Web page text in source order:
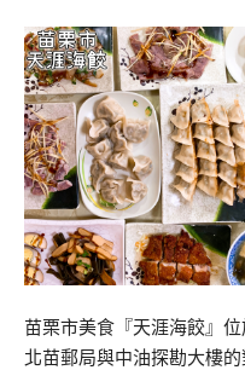
苗栗市美食『天涯海餃』
北苗郵局與中油探勘大樓